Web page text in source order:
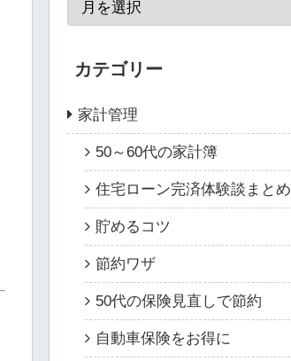
カテゴリー
家計管理
50～60代の家計簿
住宅ローン完済体験談まとめ
貯めるコツ
節約ワザ
50代の保険見直しで節約
自動車保険をお得に